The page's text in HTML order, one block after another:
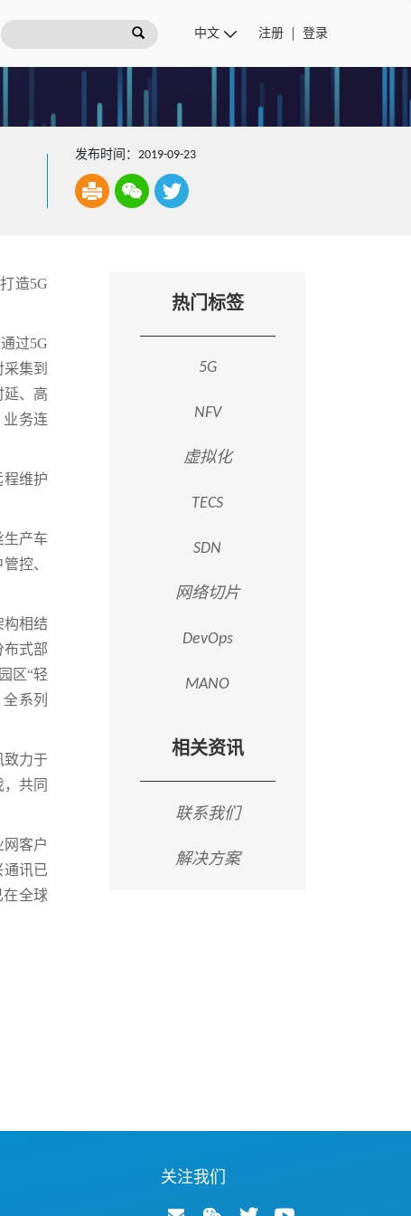
注册 登录
发布时间：2019-09-23
造5G
过5G
集到
延、高
务连
维护
生产车
控、
构相结
布式部
区“轻
系列
致力于
共同
客户
讯已
在全球
热门标签
5G
NFV
虚拟化
TECS
SDN
网络切片
DevOps
MANO
相关资讯
联系我们
解决方案
关注我们